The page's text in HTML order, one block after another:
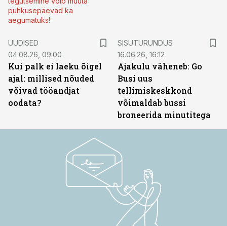
puhkusepäevad ka
aegumatuks!
UUDISED
04.08.26, 09:00
Kui palk ei laeku õigel
ajal: millised nõuded
võivad tööandjat
oodata?
SISUTURUNDUS
16.06.26, 16:12
Ajakulu väheneb: Go
Busi uus
tellimiskeskkond
võimaldab bussi
broneerida minutitega